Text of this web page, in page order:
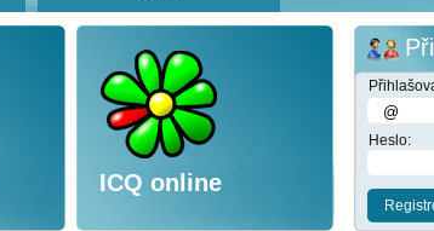
ICQ online
Heslo: